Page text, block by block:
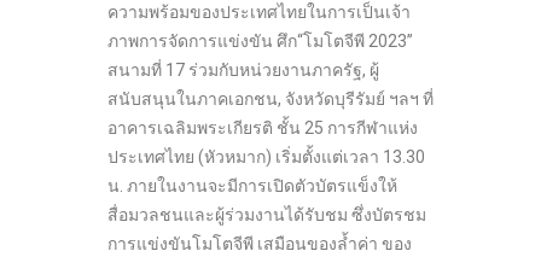
ความพร้อมของประเทศไทยในการเป็นเจ้า
ภาพการจัดการแข่งขัน ศึก“โมโตจีพี 2023”
สนามที่ 17 ร่วมกับหน่วยงานภาครัฐ, ผู้
สนับสนุนในภาคเอกชน, จังหวัดบุรีรัมย์ ฯลฯ ที่
อาคารเฉลิมพระเกียรติ ชั้น 25 การกีฬาแห่ง
ประเทศไทย (หัวหมาก) เริ่มตั้งแต่เวลา 13.30
น. ภายในงานจะมีการเปิดตัวบัตรแข็งให้
สื่อมวลชนและผู้ร่วมงานได้รับชม ซึ่งบัตรชม
การแข่งขันโมโตจีพี เสมือนของล้ำค่า ของ